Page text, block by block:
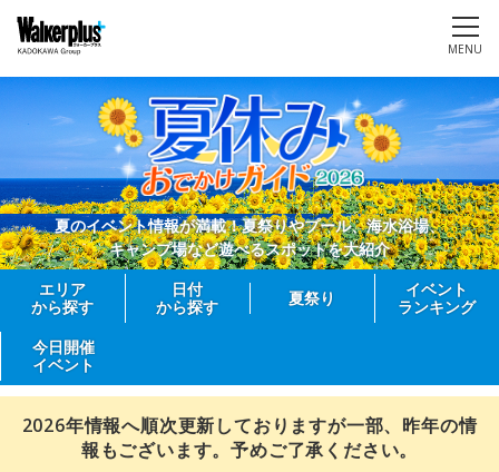
MENU
夏のイベント情報が満載！夏祭りやプール、海水浴場、
キャンプ場など遊べるスポットを大紹介
エリア
から探す
日付
から探す
夏祭り
イベント
ランキング
今日開催
イベント
2026年情報へ順次更新しておりますが一部、昨年の情
報もございます。予めご了承ください。